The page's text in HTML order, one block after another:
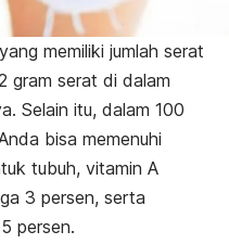
memiliki jumlah serat
gram serat di dalam
Selain itu, dalam 100
bisa memenuhi
tubuh, vitamin A
3 persen, serta
persen.